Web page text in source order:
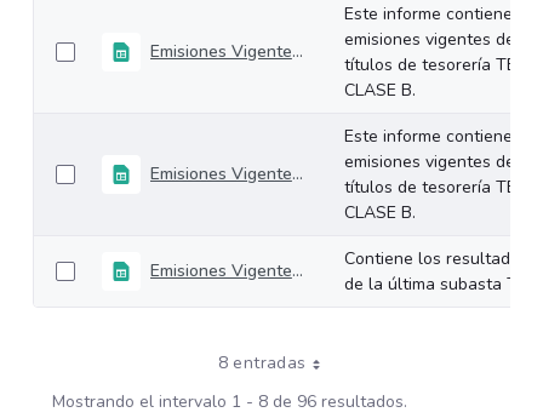
Emisiones Vigentes 13-Diciembre-2024
Este informe contiene las
emisiones vigentes de los
títulos de tesorería TES
CLASE B.
Emisiones Vigentes 06-Diciembre-2024
Este informe contiene las
emisiones vigentes de los
títulos de tesorería TES
CLASE B.
Emisiones Vigentes 04-Diciembre-2024
Contiene los resultados
de la última subasta TCO.
8 entradas
Mostrando el intervalo 1 - 8 de 96 resultados.